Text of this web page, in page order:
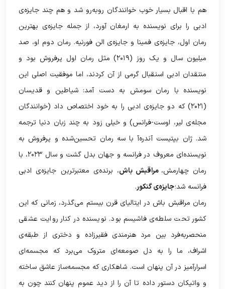
هم با اقبال بسیار خوب خوانندگان روبه‌رو شد و هم چند جایزه‌ی
ادبی را برای نویسنده به ارمغان آورد، از جمله‌ جایزه‌ی بهترین
رمان اول، جایزه‌ی فمینا و جایزه‌ی الن فورنیه. رمان دوم او، صد
میلیون سال و یک روز (۲۰۱۹) مثل رمان اول پرفروش بود و
منتقدان ادبی استقبال گرمی از آن کردند، اما موفقیت اصلی این
نویسنده با رمان سومش به دست آمد: شیاطین و قدیسان
(۲۰۲۱) که دو جایزه‌ی ادبی را به خود اختصاص داد (خوانندگان
مجله‌ی لیر، اوست‌-‌فرانس) و خیلی زود به چند زبان دنیا ترجمه
شد. ژان بپتیست آندره‌آ با سه رمان تحسین‌شده و پرفروش به
نویسنده‌ای معروف در فرانسه و جهان بدل گشت و سال ۲۰۲۳، با
رمان چهارمش، مراقبش باش، برنده‌ی معتبرترین جایزه‌ی ادبی
فرانسه شد؛جایزه‌ی گنکور.
رمان مراقبش باش در ایتالیای قرن بیستم می‌گذرد، زمانی که این
کشور تحت سلطه‌ی فاشیسم بود. نویسنده در کنار روایت عشقی
منحصربه‌فرد بین مرد هنرمندی فقیرزاده و دختری از طبقه‌ی
اشراف، ما را به دل صومعه‌ای متروک می‌برد که مجسمه‌ای
اسرارآمیز در آن پنهان است. شاهکاری که مجسمه‌ساز عاشق ساخته
و واتیکان دستور داده تا آن را از دید عموم پنهان کنند چون به